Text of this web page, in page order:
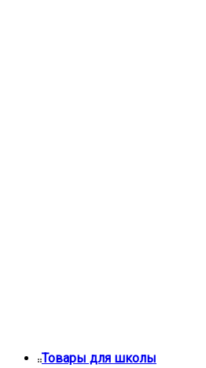
Товары для школы